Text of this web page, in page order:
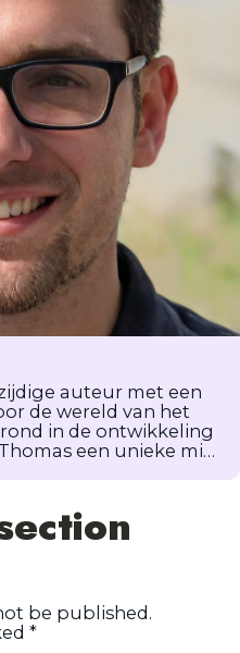
auteur met een
de wereld van het
in de ontwikkeling
een unieke mix
en dynamische
maar werpt hij ook
dit domein. Het
van zijn toewijding om
entertainment te
en degenen
industrie. Zijn
be published.
*